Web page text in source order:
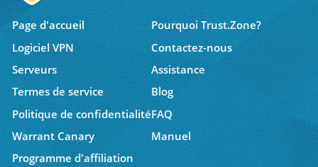
Page d'accueil
Pourquoi Trust.Zone?
Logiciel VPN
Contactez-nous
Serveurs
Assistance
Termes de service
Blog
Politique de confidentialitéFAQ
Warrant Canary
Manuel
Programme d'affiliation